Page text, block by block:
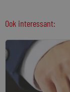
Ook interessant: